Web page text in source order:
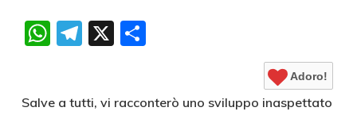
WhatsApp
Telegram
X Condividi
Adoro!
Salve a tutti, vi racconterò uno sviluppo inaspettato